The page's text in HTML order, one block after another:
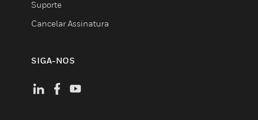
Suporte
Cancelar Assinatura
SIGA-NOS